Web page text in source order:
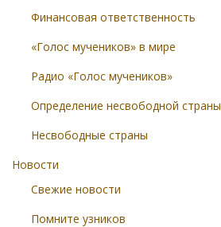
Финансовая ответственность
«Голос мучеников» в мире
Радио «Голос мучеников»
Определение несвободной страны
Несвободные страны
Новости
Свежие новости
Помните узников